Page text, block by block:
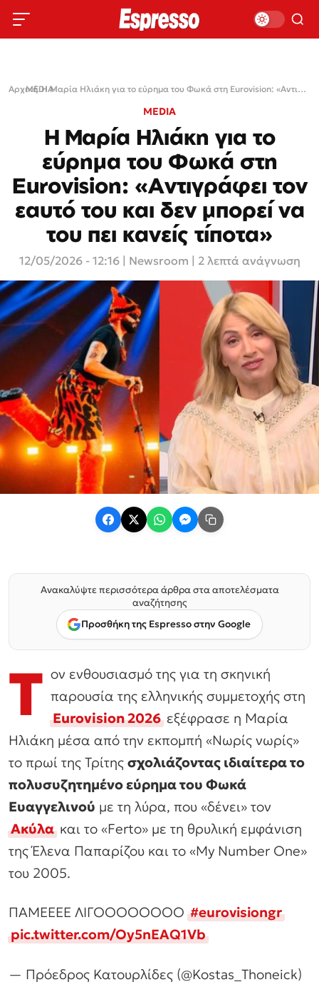
Αρχική›
MEDIA› Η Μαρία Ηλιάκη για το εύρημα του Φωκά στη Eurovision: «Αντιγράφει τον εαυτό του και δεν μπορεί να του πει κανείς τίποτα»
MEDIA
Η Μαρία Ηλιάκη για το
εύρημα του Φωκά στη
Eurovision: «Αντιγράφει τον
εαυτό του και δεν μπορεί να
του πει κανείς τίποτα»
12/05/2026 - 12:16 Newsroom | 2 λεπτά ανάγνωση
Ανακαλύψτε περισσότερα άρθρα στα αποτελέσματα
αναζήτησης
Προσθήκη της Espresso στην Google
Τ ον ενθουσιασμό της για τη σκηνική
παρουσία της ελληνικής συμμετοχής στη
Eurovision 2026εξέφρασε η Μαρία
Ηλιάκη μέσα από την εκπομπή «Νωρίς νωρίς»
το πρωί της Τρίτης σχολιάζοντας ιδιαίτερα το
πολυσυζητημένο εύρημα του Φωκά
Ευαγγελινού με τη λύρα, που «δένει» τον
Ακύλακαι το «Ferto» με τη θρυλική εμφάνιση
της Έλενα Παπαρίζου και το «My Number One»
του 2005.
ΠΑΜΕΕΕΕ ΛΙΓΟΟΟΟΟΟΟΟ#eurovisiongr
pic.twitter.com/Oy5nEAQ1Vb
— Πρόεδρος Κατουρλίδες (@Kostas_Thoneick)